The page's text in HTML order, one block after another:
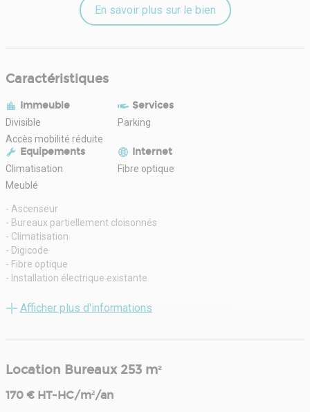
En savoir plus sur le bien
Caractéristiques
Immeuble
Divisible
Accès mobilité réduite
Services
Parking
Equipements
Climatisation
Meublé
Internet
Fibre optique
- Ascenseur
- Bureaux partiellement cloisonnés
- Climatisation
- Digicode
- Fibre optique
- Installation électrique existante
- Parking privatif en sous sol : 33
Afficher plus d'informations
Location Bureaux 253 m²
170 € HT-HC/m²/an